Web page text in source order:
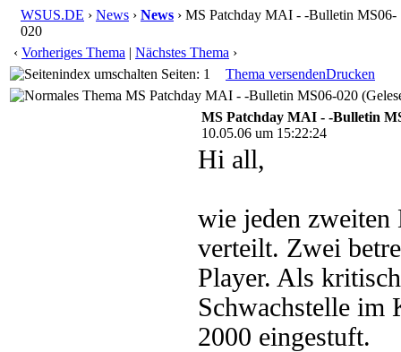
WSUS.DE › News › News › MS Patchday MAI - -Bulletin MS06-
020
‹ Vorheriges Thema | Nächstes Thema ›
Seiten: 1
Thema versendenDrucken
MS Patchday MAI - -Bulletin MS06-020
MS Patchday MAI - -Bulletin
10.05.06 um 15:22:24
Hi all,
wie jeden
verteilt. Zwei
Player. Als
Schwachstelle im
2000 eingestuft.